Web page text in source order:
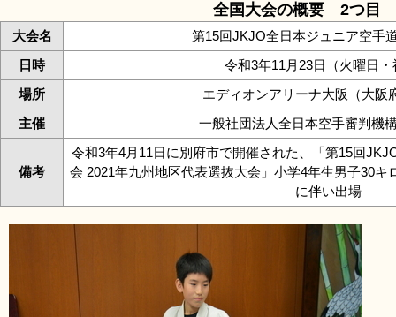
全国大会の概要 2つ目
大会名
第15回JKJO全日本ジュニア空手
日時
令和3年11月23日（火曜日・
場所
エディオンアリーナ大阪（大阪
主催
一般社団法人全日本空手審判機
備考
令和3年4月11日に別府市で開催された、「第15回
会 2021年九州地区代表選抜大会」小学4年生男子30キ
に伴い出場